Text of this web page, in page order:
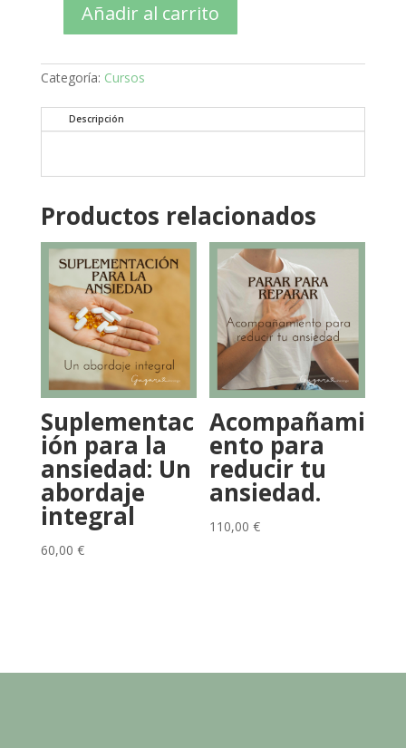
NACIENDO
COMO
cantidad
Añadir al carrito
Categoría: Cursos
Descripción
Productos relacionados
Suplementac
ión para la
ansiedad: Un
abordaje
integral
60,00 €
Acompañami
ento para
reducir tu
ansiedad.
110,00€